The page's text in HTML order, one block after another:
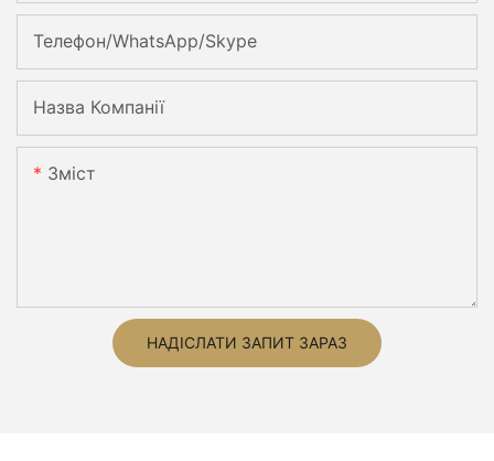
Телефон/WhatsApp/Skype
Назва Компанії
Зміст
НАДІСЛАТИ ЗАПИТ ЗАРАЗ